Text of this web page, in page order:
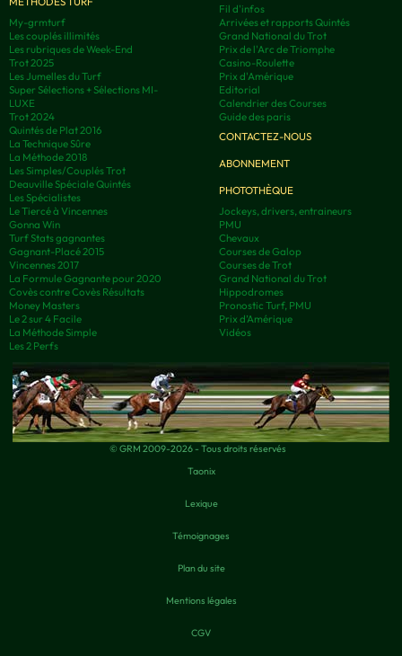
My-grmturf
Les couplés illimités
Les rubriques de Week-End
Trot 2025
Les Jumelles du Turf
Super Sélections + Sélections MI-
LUXE
Trot 2024
Quintés de Plat 2016
La Technique Sûre
La Méthode 2018
Les Simples/Couplés Trot
Deauville Spéciale Quintés
Les Spécialistes
Le Tiercé à Vincennes
Gonna Win
Turf Stats gagnantes
Gagnant-Placé 2015
Vincennes 2017
La Formule Gagnante pour 2020
Covès contre Covès Résultats
Money Masters
Le 2 sur 4 Facile
La Méthode Simple
Les 2 Perfs
Fil d'infos
Arrivées et rapports Quintés
Grand National du Trot
Prix de l'Arc de Triomphe
Casino-Roulette
Prix d'Amérique
Editorial
Calendrier des Courses
Guide des paris
CONTACTEZ-NOUS
ABONNEMENT
PHOTOTHÈQUE
Jockeys, drivers, entraineurs
PMU
Chevaux
Courses de Galop
Courses de Trot
Grand National du Trot
Hippodromes
Pronostic Turf, PMU
Prix d’Amérique
Vidéos
© GRM 2009-2026 - Tous droits réservés
Taonix
Lexique
Témoignages
Plan du site
Mentions légales
CGV